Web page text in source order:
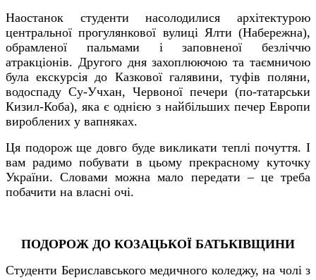
Наостанок студенти насолодилися архітектурою
центральної прогулянкової вулиці Ялти (Набережна),
обрамленої пальмами і заповненої безліччю
атракціонів. Другого дня захоплюючою та таємничою
була екскурсія до Казкової галявини, туфів поляни,
водоспаду Су-Учхан, Червоної печери (по-татарськи
Кизил-Коба), яка є однією з найбільших печер Европи
вироблених у вапняках.
Ця подорож ще довго буде викликати теплі почуття. І
вам радимо побувати в цьому прекрасному куточку
України. Словами можна мало передати – це треба
побачити на власні очі.
ПОДОРОЖ ДО КОЗАЦЬКОЇ БАТЬКІВЩИНИ
Студенти Бериславського медичного коледжу, на чолі з